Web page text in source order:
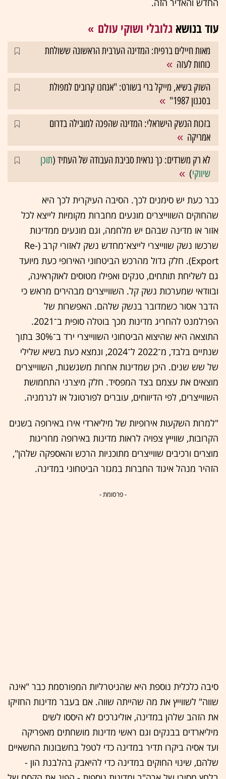
החדש והאדיר הזה.
עוד בנושא גלובלי ושוקי עולם
מאות חיילים ברפיח: המדינה הערבית הראשונה ששולחת
כוחות לעזה
השוק בשיא, מייקל ברי בשורט: "אנחנו קרובים למפולת
בסגנון 1987"
בזכות הנשק הישראלי: המדינה שהפכה למובילה בדרום
אמריקה
לא רק משרדים: כך נראית סביבת העבודה של העתיד (תוכן
שיווקי)
כבר כעת יש סימנים לכך. הסיבה העיקרית לכך היא
שהחוקים השווייצרים מונעים מחברות מקומיות לייצא לכל
אזור או מדינה שבהם יש מלחמה, וגם מונעים ממדינות
שרכשו נשק שווייצרי לייצא־מחדש נשק לאזורי קרב (Re-
Export). חלק גדול מהרכש הביטחוני האירופי כעת מיועד
גם לשליחת תותחים, טנקים ואפילו מטוסים לאוקראינה,
ובוודאי שמערכות נשק קל. השווייצרים מבהירים מראש כי
הדבר אסור כשמדובר בנשק שלהם. האפשרות של
הפרלמנט להחריג מדינות מכך בוטלה סופית ב־2021.
התוצאה היא שהיצוא הביטחוני השווייצרי ירד ב־30% בתוך
שנתיים בלבד, מ־2022 ל־2024, ונמצא כעת בשיא שלילי
של שש שנים. היכן שמדינות אחרות משגשגות, השווייצרים
מוצאים את עצמם בצד המפסיד. חלק מיצרני התחמושת
השווייצרים, לפי הדיווחים, עוברים לפורטוגל או לגרמניה.
"למרות השקעות אירופיות של מיליארדי אירו באירופה בשנים
הקרובות, שווייץ צפויה לראות מדינות באירופה מחריגות
מוצרים ורכיבים שווייצרים מתוכניות הרכש והאספקה שלהן",
הזהיר מנהל איגוד החברות במגזר הביטחוני במדינה.
- פרסומת -
סיבה כלכלית נוספת היא שהניטרליות המפורסמת כבר "אינה
שווה" לשווייץ את מה שהייתה שווה. אם בעבר מדינות החזיקו
את הזהב שלהן במדינה, אוליגרכים לא היססו לשים
מיליארדים בבנקים וגם ראשי מדינות מושחתים מאפריקה
ועד אסיה ביקרו תדיר במדינה כדי לטפל בחשבונות החשאיים
שלהם, שינוי החוקים במדינה כדי להיאבק בהלבנת הון -